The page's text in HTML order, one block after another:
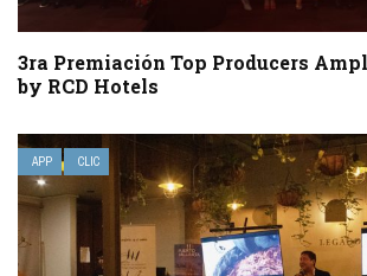
3ra Premiación Top Producers
by RCD Hotels
APP CLIC